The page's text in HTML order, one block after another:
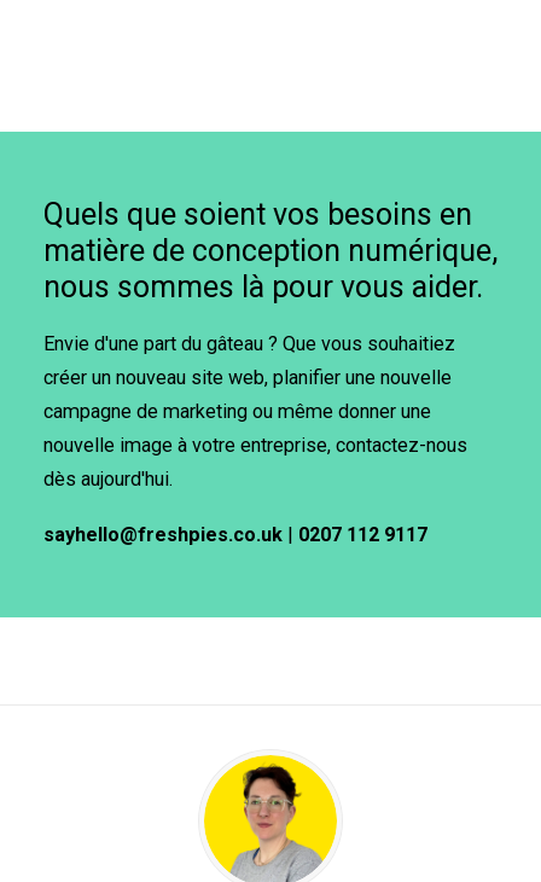
Quels que soient vos besoins en
matière de conception numérique,
nous sommes là pour vous aider.
Envie d'une part du gâteau ? Que vous souhaitiez
créer un nouveau site web, planifier une nouvelle
campagne de marketing ou même donner une
nouvelle image à votre entreprise, contactez-nous
dès aujourd'hui.
sayhello@freshpies.co.uk | 0207 112 9117